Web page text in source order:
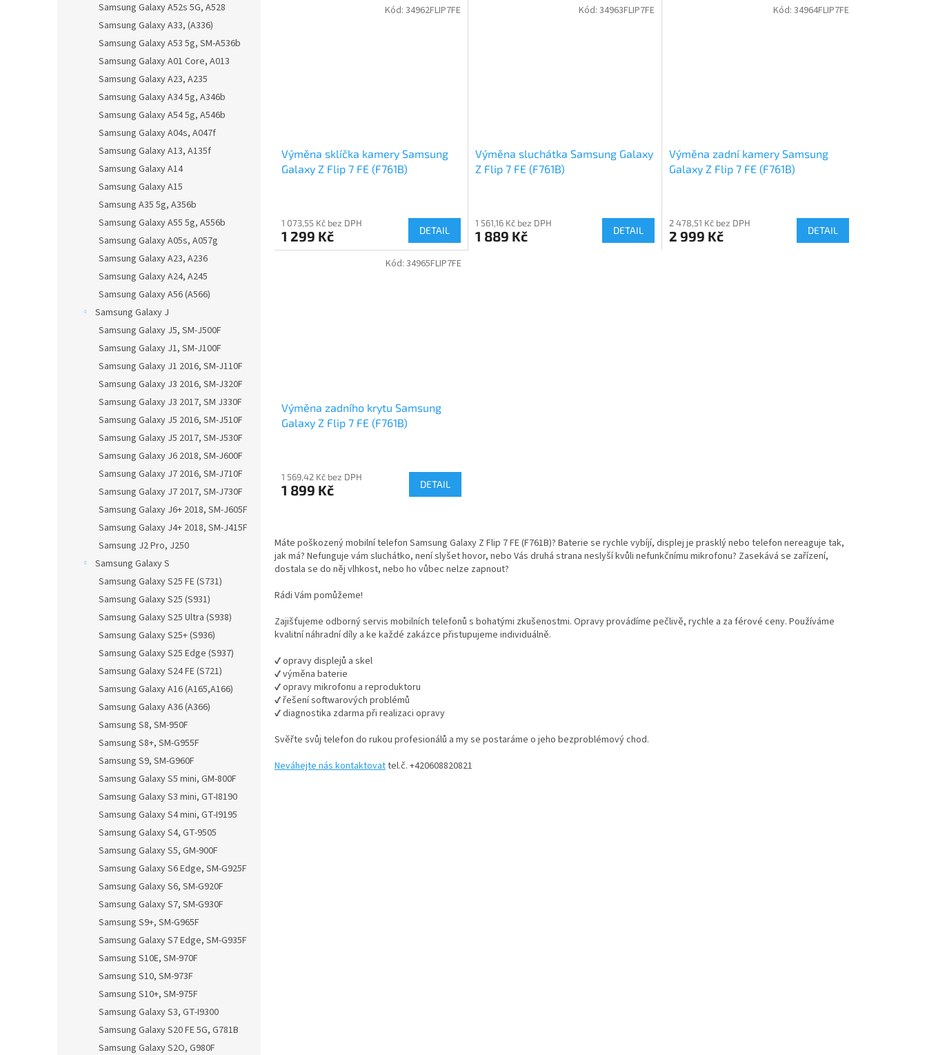
Samsung Galaxy A52s 5G, A528
Samsung Galaxy A33, (A336)
Samsung Galaxy A53 5g, SM-A536b
Samsung Galaxy A01 Core, A013
Samsung Galaxy A23, A235
Samsung Galaxy A34 5g, A346b
Samsung Galaxy A54 5g, A546b
Samsung Galaxy A04s, A047f
Samsung Galaxy A13, A135f
Samsung Galaxy A14
Samsung Galaxy A15
Samsung A35 5g, A356b
Samsung Galaxy A55 5g, A556b
Samsung Galaxy A05s, A057g
Samsung Galaxy A23, A236
Samsung Galaxy A24, A245
Samsung Galaxy A56 (A566)
Samsung Galaxy J
Samsung Galaxy J5, SM-J500F
Samsung Galaxy J1, SM-J100F
Samsung Galaxy J1 2016, SM-J110F
Samsung Galaxy J3 2016, SM-J320F
Samsung Galaxy J3 2017, SM J330F
Samsung Galaxy J5 2016, SM-J510F
Samsung Galaxy J5 2017, SM-J530F
Samsung Galaxy J6 2018, SM-J600F
Samsung Galaxy J7 2016, SM-J710F
Samsung Galaxy J7 2017, SM-J730F
Samsung Galaxy J6+ 2018, SM-J605F
Samsung Galaxy J4+ 2018, SM-J415F
Samsung J2 Pro, J250
Samsung Galaxy S
Samsung Galaxy S25 FE (S731)
Samsung Galaxy S25 (S931)
Samsung Galaxy S25 Ultra (S938)
Samsung Galaxy S25+ (S936)
Samsung Galaxy S25 Edge (S937)
Samsung Galaxy S24 FE (S721)
Samsung Galaxy A16 (A165,A166)
Samsung Galaxy A36 (A366)
Samsung S8, SM-950F
Samsung S8+, SM-G955F
Samsung S9, SM-G960F
Samsung Galaxy S5 mini, GM-800F
Samsung Galaxy S3 mini, GT-I8190
Samsung Galaxy S4 mini, GT-I9195
Samsung Galaxy S4, GT-9505
Samsung Galaxy S5, GM-900F
Samsung Galaxy S6 Edge, SM-G925F
Samsung Galaxy S6, SM-G920F
Samsung Galaxy S7, SM-G930F
Samsung S9+, SM-G965F
Samsung Galaxy S7 Edge, SM-G935F
Samsung S10E, SM-970F
Samsung S10, SM-973F
Samsung S10+, SM-975F
Samsung Galaxy S3, GT-I9300
Samsung Galaxy S20 FE 5G, G781B
Samsung Galaxy S2O, G980F
Výměna sklíčka kamery Samsung
Galaxy Z Flip 7 FE (F761B)
1 073,55 Kč bez DPH
1 299 Kč DETAIL
Kód: 34962FLIP7FE
Výměna sluchátka Samsung Galaxy
Z Flip 7 FE (F761B)
1 561,16 Kč bez DPH
1 889 Kč DETAIL
Kód: 34963FLIP7FE
Výměna zadní kamery Samsung
Galaxy Z Flip 7 FE (F761B)
2 478,51 Kč bez DPH
2 999 Kč DETAIL
Kód: 34964FLIP7FE
Výměna zadního krytu Samsung
Galaxy Z Flip 7 FE (F761B)
1 569,42 Kč bez DPH
1 899 Kč DETAIL
Kód: 34965FLIP7FE
l
á
p
s
Máte poškozený mobilní telefon Samsung Galaxy Z Flip 7 FE (F761B)? Baterie se rychle vybíjí, displej je prasklý nebo telefon nereaguje tak,
jak má? Nefunguje vám sluchátko, není slyšet hovor, nebo Vás druhá strana neslyší kvůli nefunkčnímu mikrofonu? Zasekává se zařízení,
dostala se do něj vlhkost, nebo ho vůbec nelze zapnout?
Rádi Vám pomůžeme!
Zajišťujeme odborný servis mobilních telefonů s bohatými zkušenostmi. Opravy provádíme pečlivě, rychle a za férové ceny. Používáme
kvalitní náhradní díly a ke každé zakázce přistupujeme individuálně.
✔ opravy displejů a skel
✔ výměna baterie
✔ opravy mikrofonu a reproduktoru
✔ řešení softwarových problémů
✔ diagnostika zdarma při realizaci opravy
Svěřte svůj telefon do rukou profesionálů a my se postaráme o jeho bezproblémový chod.
Neváhejte nás kontaktovattel.č. +420608820821